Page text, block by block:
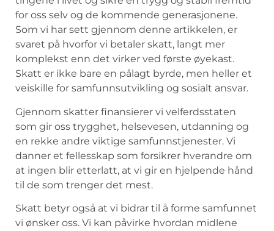
for⁣ oss selv ‍og de kommende generasjonene.
Som vi har⁢ sett ​gjennom‌ denne artikkelen,‌ er
svaret på hvorfor vi ⁢betaler skatt, langt mer‍
komplekst enn det virker ved første øyekast.
Skatt er ikke bare en pålagt byrde, men heller et
veiskille for samfunnsutvikling og sosialt ansvar.
Gjennom skatter ⁣finansierer vi‍ velferdsstaten
som gir⁣ oss ‌trygghet,⁢ helsevesen, ​utdanning og
en rekke ‍andre viktige samfunnstjenester. Vi
danner⁢ et fellesskap som forsikrer hverandre om
at ingen blir etterlatt, at vi gir en ​hjelpende hånd
til de som trenger‍ det mest.
Skatt betyr også at‍ vi ⁣bidrar til ⁢å ‍forme samfunnet‌
vi ønsker oss. Vi⁤ kan påvirke hvordan⁢ midlene